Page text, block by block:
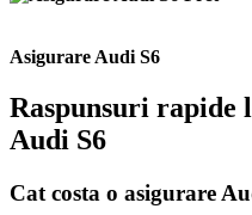
Asigurare Audi S6
Raspunsuri rapide
Audi S6
Cat costa o asigurare